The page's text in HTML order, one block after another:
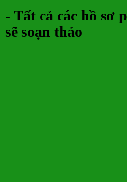
- Tất cả các hồ sơ
sẽ soạn thảo